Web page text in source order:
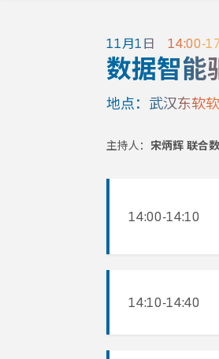
11月1日 14:00-
数据智能
地点：武汉东软
主持人： 宋炳辉 联合
14:00-14:10
14:10-14:40